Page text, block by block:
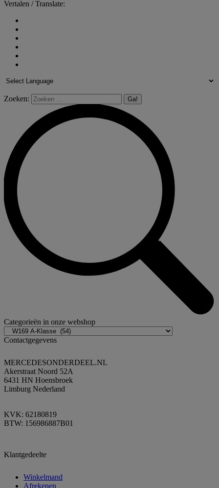
Vertalen / Translate:
Zoeken:
Categorieën in onze webshop
Contactgegevens
MERCEDESONDERDEEL.NL
Akerstraat Noord 52A
6431 HN Hoensbroek
Limburg Nederland
KVK: 62180819
BTW: 156986887B01
Klantgedeelte
Winkelmand
Afrekenen